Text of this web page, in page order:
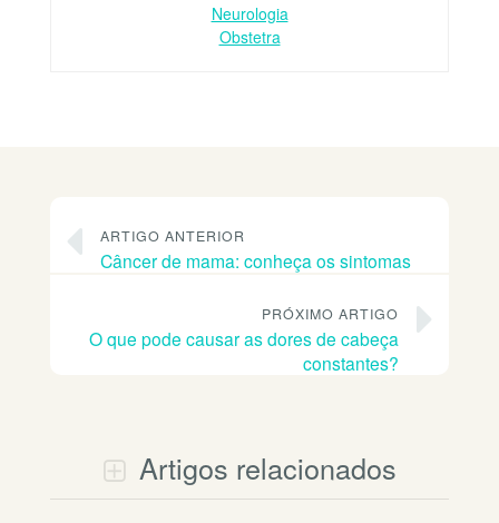
Neurologia
Obstetra
ARTIGO ANTERIOR
Câncer de mama: conheça os sintomas
PRÓXIMO ARTIGO
O que pode causar as dores de cabeça
constantes?
Artigos relacionados